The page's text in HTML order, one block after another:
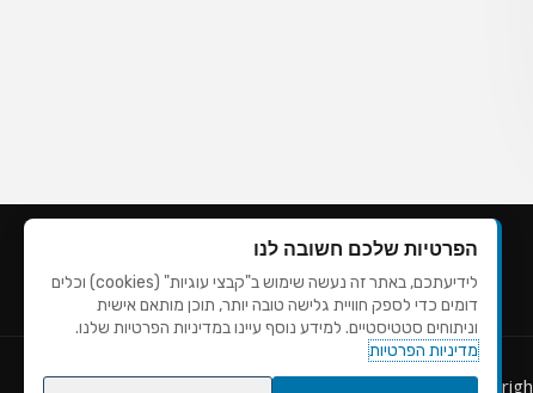
הפרטיות שלכם חשובה לנו
לידיעתכם, באתר זה נעשה שימוש ב"קבצי עוגיות" (cookies) וכלים
דומים כדי לספק חוויית גלישה טובה יותר, תוכן מותאם אישית
וניתוחים סטטיסטיים. למידע נוסף עיינו במדיניות הפרטיות שלנו.
מדיניות הפרטיות